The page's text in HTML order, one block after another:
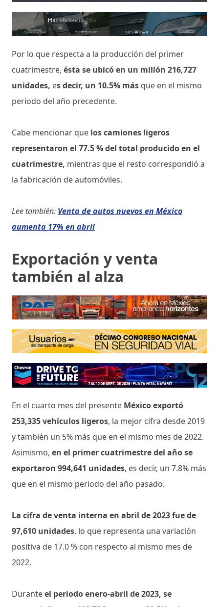
Por lo que respecta a la producción del primer
cuatrimestre, ésta se ubicó en un millón 216,727
unidades, es decir, un 10.5% más que en el mismo
periodo del año precedente.
Cabe mencionar que los camiones ligeros
representaron el 77.5 % del total producido en el
cuatrimestre, mientras que el resto correspondió a
la fabricación de automóviles.
Lee también: Venta de autos nuevos en México
aumenta 17% en abril
Exportación y venta
también al alza
En el cuarto mes del presente México exportó
253,335 vehículos ligeros, la mejor cifra desde 2019
y también un 5% más que en el mismo mes de 2022.
Asimismo, en el primer cuatrimestre del año se
exportaron 994,641 unidades, es decir, un 7.8% más
que en el mismo periodo del año pasado.
La cifra de venta interna en abril de 2023 fue de
97,610 unidades, lo que representa una variación
positiva de 17.0 % con respecto al mismo mes de
2022.
Duranteel periodo enero-abril de 2023, se